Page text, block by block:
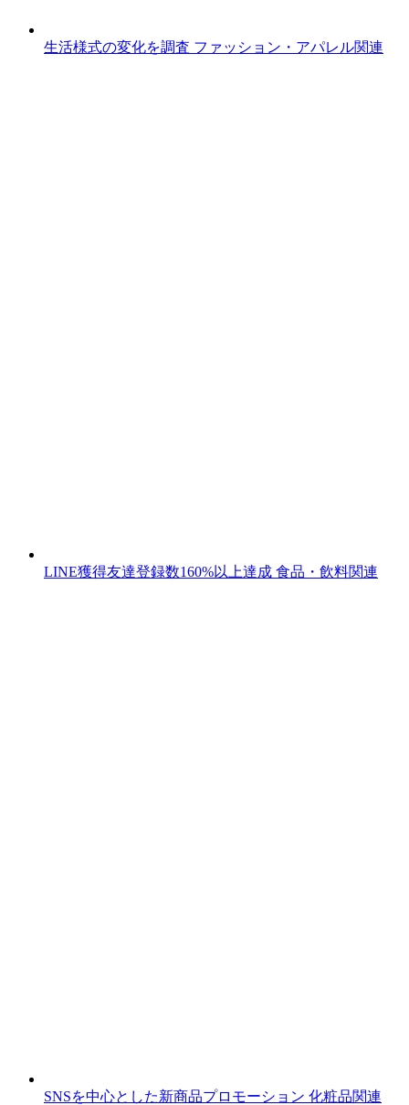
生活様式の変化を調査 ファッション・アパレル関連
LINE獲得友達登録数160%以上達成 食品・飲料関連
SNSを中心とした新商品プロモーション 化粧品関連